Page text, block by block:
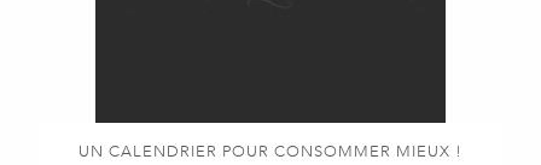
UN CALENDRIER POUR CONSOMMER MIEUX !